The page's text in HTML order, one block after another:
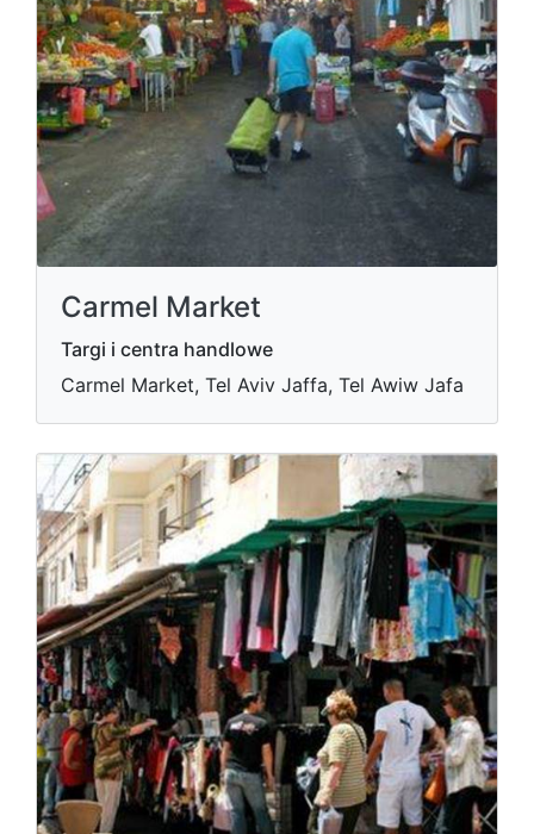
Carmel Market
Targi i centra handlowe
Carmel Market, Tel Aviv Jaffa, Tel Awiw Jafa